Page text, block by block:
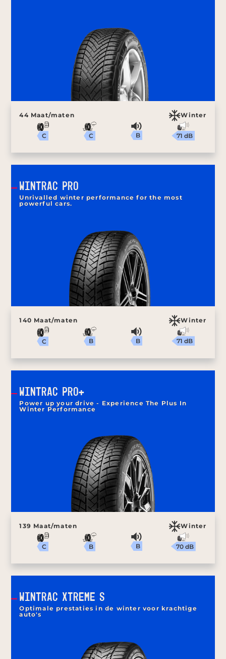
44 Maat/maten Winter
C C B 71 dB
WINTRAC PRO
Unrivalled winter performance for the most
powerful cars.
140 Maat/maten Winter
C B B 71 dB
WINTRAC PRO+
Power up your drive - Experience The Plus In
Winter Performance
139 Maat/maten Winter
C B B 70 dB
WINTRAC XTREME S
Optimale prestaties in de winter voor krachtige
auto's